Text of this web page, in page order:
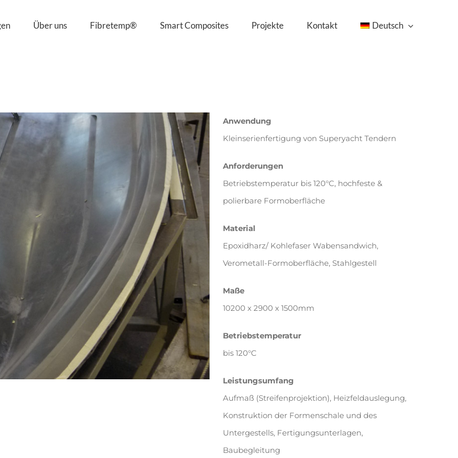
Über uns Fibretemp® Smart Composites Projekte Kontakt Deutsch
Anwendung
Kleinserienfertigung von Superyacht Tendern
Anforderungen
Betriebstemperatur bis 120°C, hochfeste &
polierbare Formoberfläche
Material
Epoxidharz/ Kohlefaser Wabensandwich,
Verometall-Formoberfläche, Stahlgestell
Maße
10200 x 2900 x 1500mm
Betriebstemperatur
bis 120°C
Leistungsumfang
Aufmaß (Streifenprojektion), Heizfeldauslegung,
Konstruktion der Formenschale und des
Untergestells, Fertigungsunterlagen,
Baubegleitung